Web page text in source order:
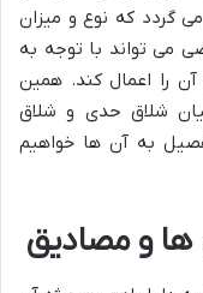
گردد که نوع و میزان
می تواند با توجه به
آن را اعمال کند. همین
شلاق حدی و شلاق
به آن ها خواهیم
ها و مصادیق